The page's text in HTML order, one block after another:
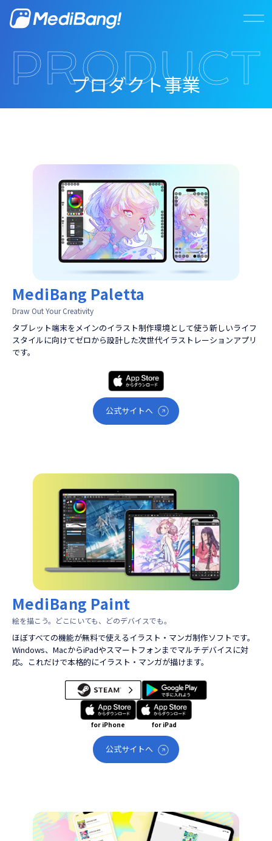
プロダクト事業
MediBang Paletta
Draw Out Your Creativity
タブレット端末をメインのイラスト制作環境として使う新しいライフ
スタイルに向けてゼロから設計した次世代イラストレーションアプリ
です。
公式サイトへ
MediBang Paint
絵を描こう。どこにいても、どのデバイスでも。
ほぼすべての機能が無料で使えるイラスト・マンガ制作ソフトです。
Windows、MacからiPadやスマートフォンまでマルチデバイスに対
応。これだけで本格的にイラスト・マンガが描けます。
公式サイトへ
for iPhone for iPad